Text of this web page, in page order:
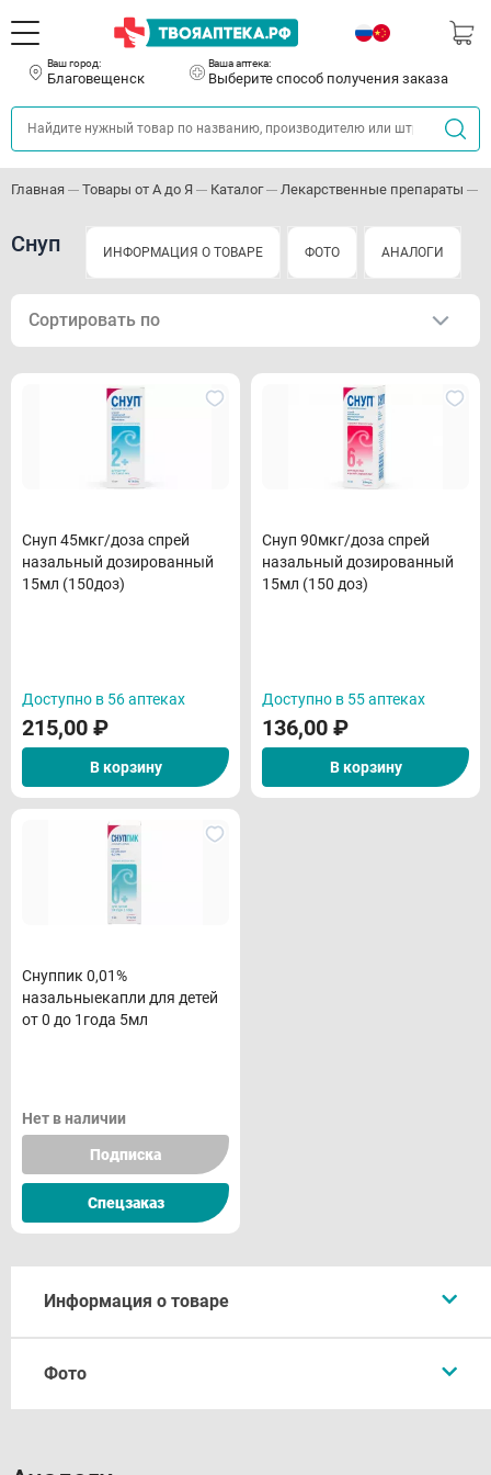
Ваш город:
Благовещенск
Ваша аптека:
Выберите способ получения заказа
Главная Товары от А до Я Каталог Лекарственные препараты
Снуп ИНФОРМАЦИЯ О ТОВАРЕ ФОТО АНАЛОГИ
Сортировать по
Снуп 45мкг/доза спрей
назальный дозированный
15мл (150доз)
Доступно в 56 аптеках
215,00 ₽
В корзину
Снуп 90мкг/доза спрей
назальный дозированный
15мл (150 доз)
Доступно в 55 аптеках
136,00 ₽
В корзину
Снуппик 0,01%
назальныекапли для детей
от 0 до 1года 5мл
Нет в наличии
Подписка
Спецзаказ
Информация о товаре
Фармакологическое действие
Фото